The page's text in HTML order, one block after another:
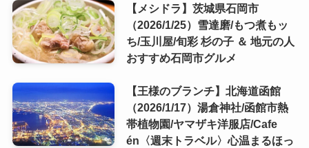
【メシドラ】茨城県石岡市
（2026/1/25）雪達磨/もつ煮もッ
ち/玉川屋/旬彩 杉の子 ＆ 地元の人
おすすめ石岡市グルメ
【王様のブランチ】北海道函館
（2026/1/17）湯倉神社/函館市熱
帯植物園/ヤマザキ洋服店/Cafe
én〈週末トラベル〉心温まるほっ